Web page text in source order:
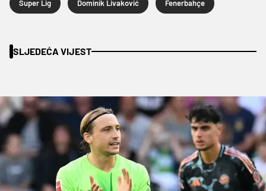
Super Lig Dominik Livaković Fenerbahçe
SLJEDEĆA VIJEST